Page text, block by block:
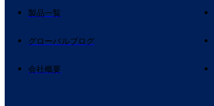
製品一覧
グローバルブログ
会社概要